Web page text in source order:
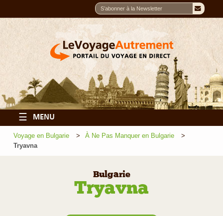
☰ MENU
Voyage en Bulgarie
À Ne Pas Manquer en Bulgarie
Tryavna
Bulgarie
Tryavna